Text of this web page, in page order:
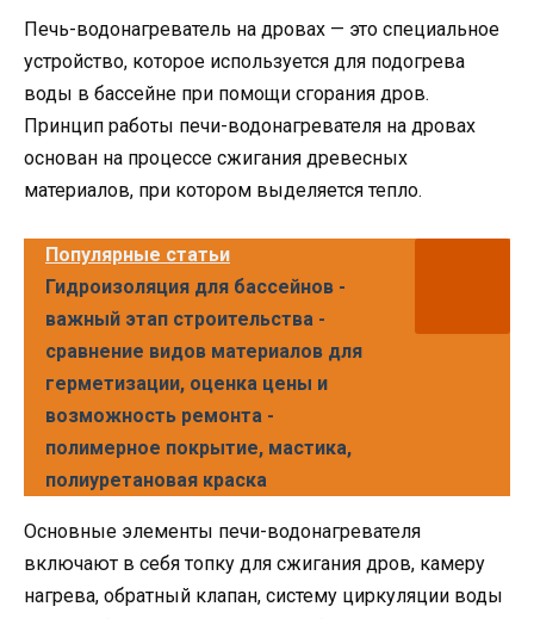
Печь-водонагреватель на дровах — это специальное
устройство, которое используется для подогрева
воды в бассейне при помощи сгорания дров.
Принцип работы печи-водонагревателя на дровах
основан на процессе сжигания древесных
материалов, при котором выделяется тепло.
Популярные статьи
Гидроизоляция для бассейнов -
важный этап строительства -
сравнение видов материалов для
герметизации, оценка цены и
возможность ремонта -
полимерное покрытие, мастика,
полиуретановая краска
Основные элементы печи-водонагревателя
включают в себя топку для сжигания дров, камеру
нагрева, обратный клапан, систему циркуляции воды